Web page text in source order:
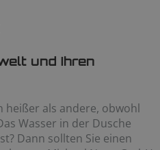
und Ihren
heißer als andere, obwohl
Wasser in der Dusche
Dann sollten Sie einen